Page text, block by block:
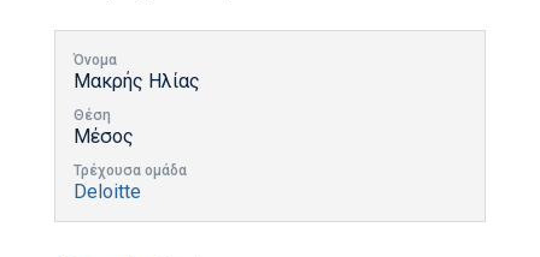
Όνομα
Μακρής Ηλίας
Θέση
Μέσος
Τρέχουσα ομάδα
Deloitte